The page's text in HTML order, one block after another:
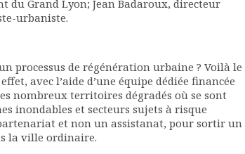
du Grand Lyon; Jean Badaroux, directeur
urbaniste.
processus de régénération urbaine ? Voilà le
avec l’aide d’une équipe dédiée financée
nombreux territoires dégradés où se sont
inondables et secteurs sujets à risque
et non un assistanat, pour sortir un
la ville ordinaire.